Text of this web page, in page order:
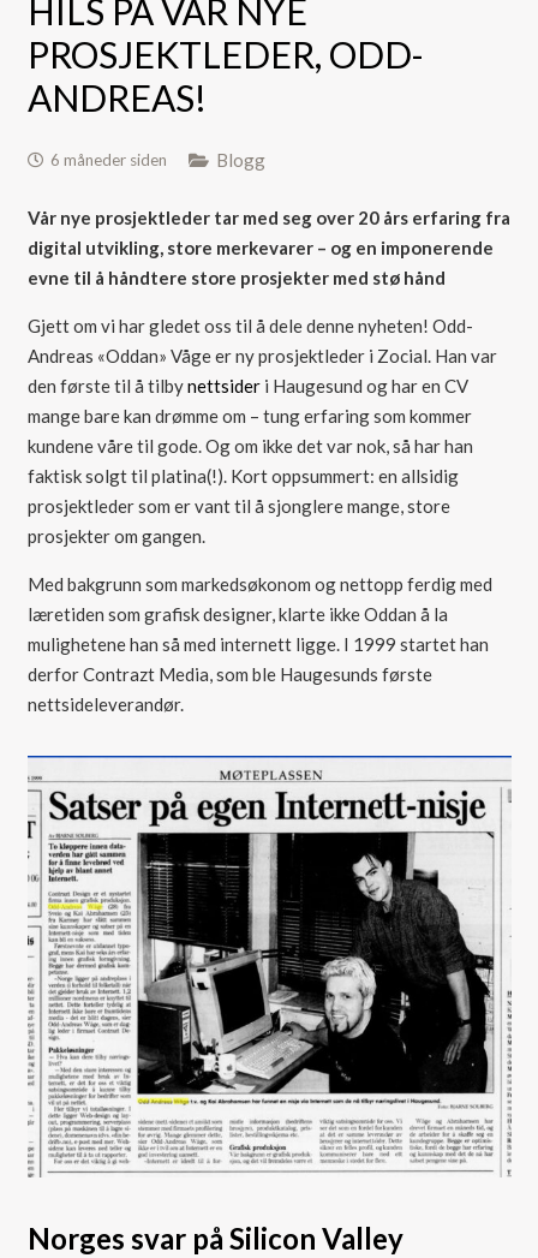
HILS PÅ VÅR NYE
PROSJEKTLEDER, ODD-
ANDREAS!
6 måneder siden Blogg
Vår nye prosjektleder tar med seg over 20 års erfaring fra
digital utvikling, store merkevarer – og en imponerende
evne til å håndtere store prosjekter med stø hånd
Gjett om vi har gledet oss til å dele denne nyheten! Odd-
Andreas «Oddan» Våge er ny prosjektleder i Zocial. Han var
den første til å tilbynettsideri Haugesund og har en CV
mange bare kan drømme om – tung erfaring som kommer
kundene våre til gode. Og om ikke det var nok, så har han
faktisk solgt til platina(!). Kort oppsummert: en allsidig
prosjektleder som er vant til å sjonglere mange, store
prosjekter om gangen.
Med bakgrunn som markedsøkonom og nettopp ferdig med
læretiden som grafisk designer, klarte ikke Oddan å la
mulighetene han så med internett ligge. I 1999 startet han
derfor Contrazt Media, som ble Haugesunds første
nettsideleverandør.
Norges svar på Silicon Valley